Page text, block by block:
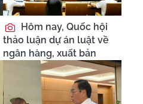
Hôm nay, Quốc hội
thảo luận dự án luật về
ngân hàng, xuất bản